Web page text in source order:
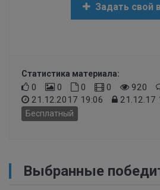
Задать свой
Статистика материала:
0 0 0 0 920
21.12.2017 19:06
21.12.17
Бесплатный
Выбранные